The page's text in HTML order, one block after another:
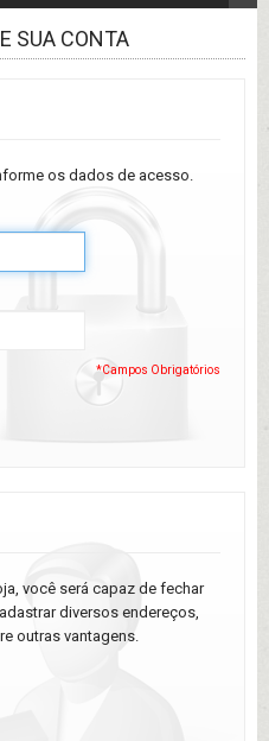
SUA CONTA
os dados de acesso.
*Campos Obrigatórios
você será capaz de fechar
diversos endereços,
outras vantagens.